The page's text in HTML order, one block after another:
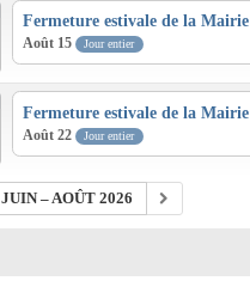
Fermeture estivale de la Mairie
Août 15 Jour entier
Fermeture estivale de la Mairie
Août 22 Jour entier
JUIN – AOÛT 2026